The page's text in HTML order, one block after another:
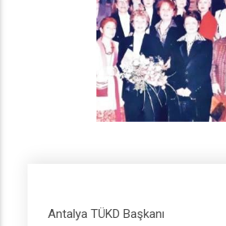
Antalya TÜKD Başkanı